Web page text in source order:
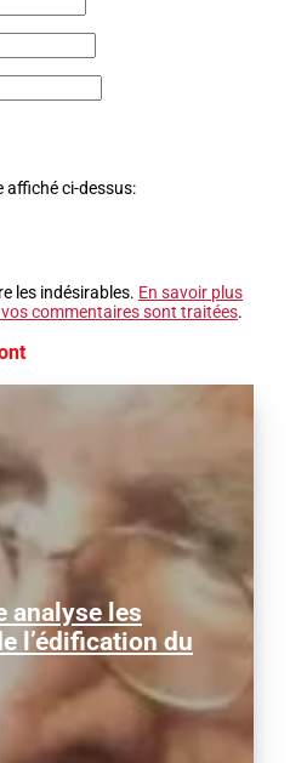
affiché ci-dessus:
les indésirables. En savoir plus
commentaires sont traitées.
analyse les
l’édification du
cadre de notre rubrique
au débat d'idées, nous
cet entretien accordé...